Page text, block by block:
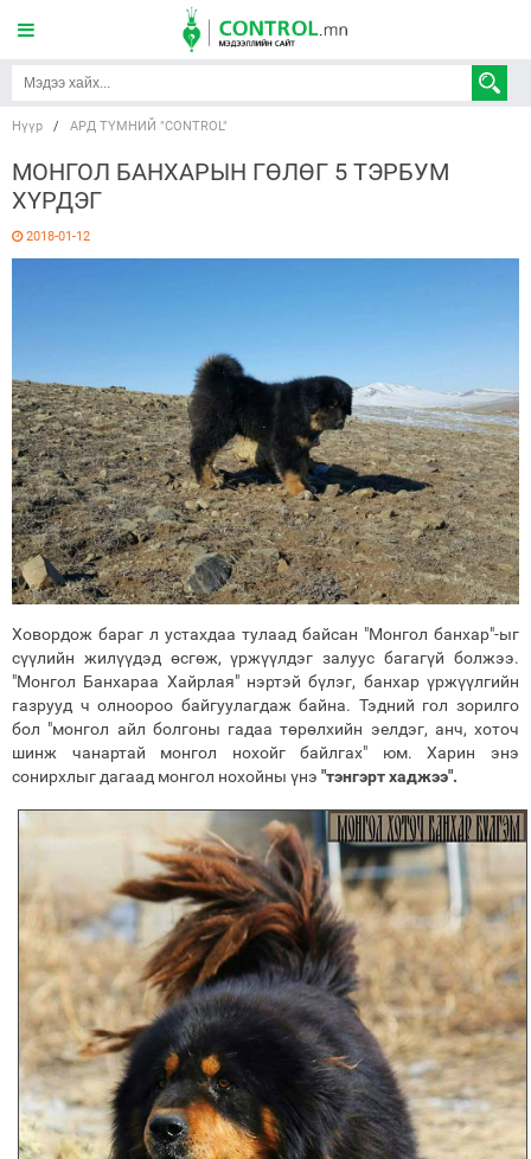
Нүүр / АРД ТҮМНИЙ "CONTROL"
МОНГОЛ БАНХАРЫН ГӨЛӨГ 5 ТЭРБУМ
ХҮРДЭГ
2018-01-12
Ховордож бараг л устахдаа тулаад байсан "Монгол банхар"-ыг
сүүлийн жилүүдэд өсгөж, үржүүлдэг залуус багагүй болжээ.
"Монгол Банхараа Хайрлая" нэртэй бүлэг, банхар үржүүлгийн
газрууд ч олноороо байгуулагдаж байна. Тэдний гол зорилго
бол "монгол айл болгоны гадаа төрөлхийн эелдэг, анч, хоточ
шинж чанартай монгол нохойг байлгах" юм. Харин энэ
сонирхлыг дагаад монгол нохойны үнэ "тэнгэрт хаджээ".